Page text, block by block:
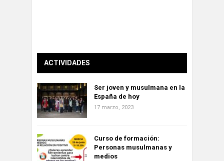
ACTIVIDADES
Ser joven y musulmana en la
España de hoy
17 marzo, 2023
Curso de formación:
Personas musulmanas y
medios